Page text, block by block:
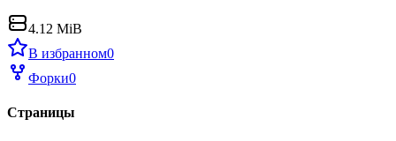
4.12 MiB
В избранном0
Форки0
Страницы